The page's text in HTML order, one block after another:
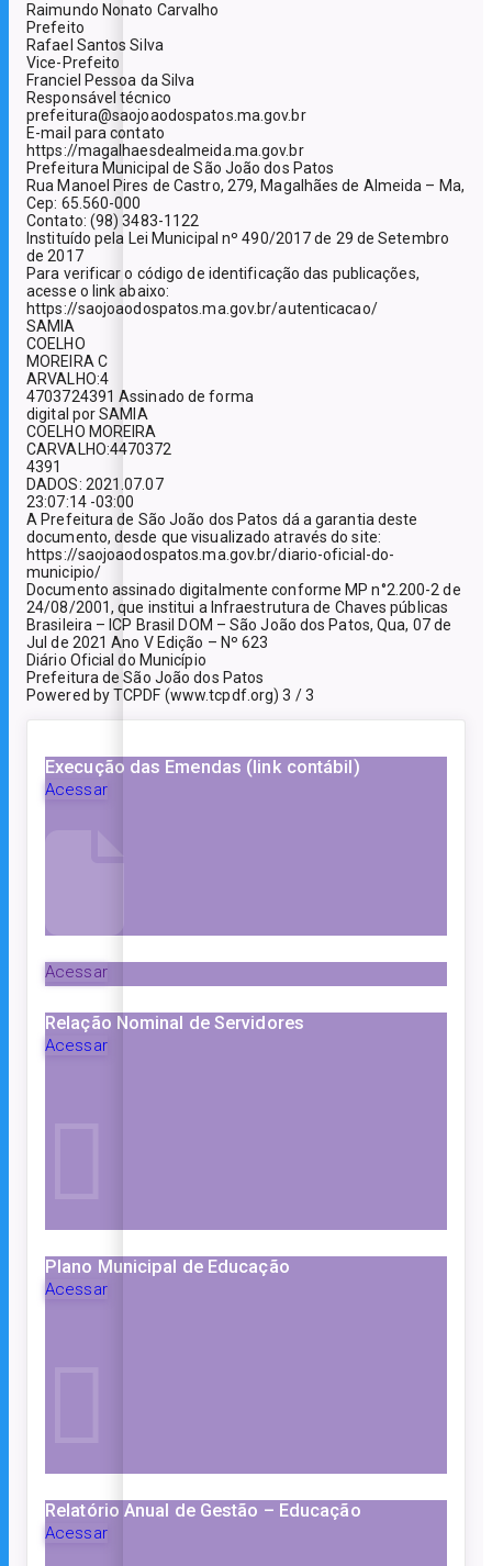
Raimundo Nonato Carvalho
Prefeito
Rafael Santos Silva
Vice-Prefeito
Franciel Pessoa da Silva
Responsável técnico
prefeitura@saojoaodospatos.ma.gov.br
E-mail para contato
https://magalhaesdealmeida.ma.gov.br
Prefeitura Municipal de São João dos Patos
Rua Manoel Pires de Castro, 279, Magalhães de Almeida – Ma,
Cep: 65.560-000
Contato: (98) 3483-1122
Instituído pela Lei Municipal nº 490/2017 de 29 de Setembro
de 2017
Para verificar o código de identificação das publicações,
acesse o link abaixo:
https://saojoaodospatos.ma.gov.br/autenticacao/
SAMIA
COELHO
MOREIRA C
ARVALHO:4
4703724391 Assinado de forma
digital por SAMIA
COELHO MOREIRA
CARVALHO:4470372
4391
DADOS: 2021.07.07
23:07:14 -03:00
A Prefeitura de São João dos Patos dá a garantia deste
documento, desde que visualizado através do site:
https://saojoaodospatos.ma.gov.br/diario-oficial-do-
municipio/
Documento assinado digitalmente conforme MP n°2.200-2 de
24/08/2001, que institui a Infraestrutura de Chaves públicas
Brasileira – ICP Brasil DOM – São João dos Patos, Qua, 07 de
Jul de 2021 Ano V Edição – Nº 623
Diário Oficial do Município
Prefeitura de São João dos Patos
Powered by TCPDF (www.tcpdf.org) 3 / 3
Execução das Emendas (link contábil)
Acessar
Acessar
Relação Nominal de Servidores
Acessar
Plano Municipal de Educação
Acessar
Relatório Anual de Gestão – Educação
Acessar